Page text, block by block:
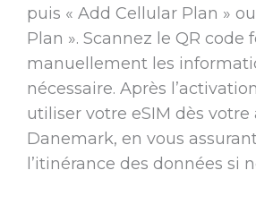
puis « Add Cellular Plan »
Plan ». Scannez le QR code
manuellement les
nécessaire. Après
utiliser votre eSIM dès votre
Danemark, en vous
l’itinérance des données si